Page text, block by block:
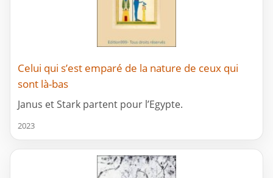
Celui qui s’est emparé de la nature de ceux qui
sont là-bas
Janus et Stark partent pour l’Egypte.
2023